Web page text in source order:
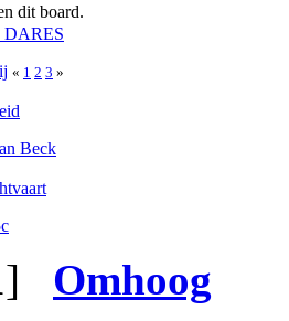
dit board.
DARES
« 1 2 3 »
Beck
] Omhoog